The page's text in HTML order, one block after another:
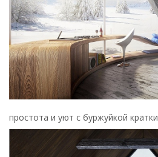
простота и уют с буржуйкой кратки